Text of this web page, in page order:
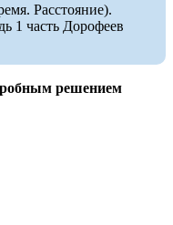
Расстояние).
1 часть Дорофеев
решением